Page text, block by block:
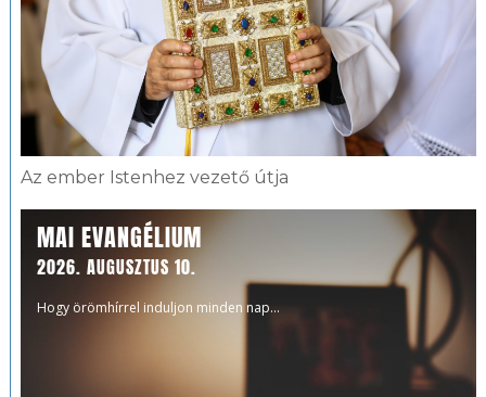
Az ember Istenhez vezető útja
MAI EVANGÉLIUM
2026. AUGUSZTUS 10.
Hogy örömhírrel induljon minden nap...